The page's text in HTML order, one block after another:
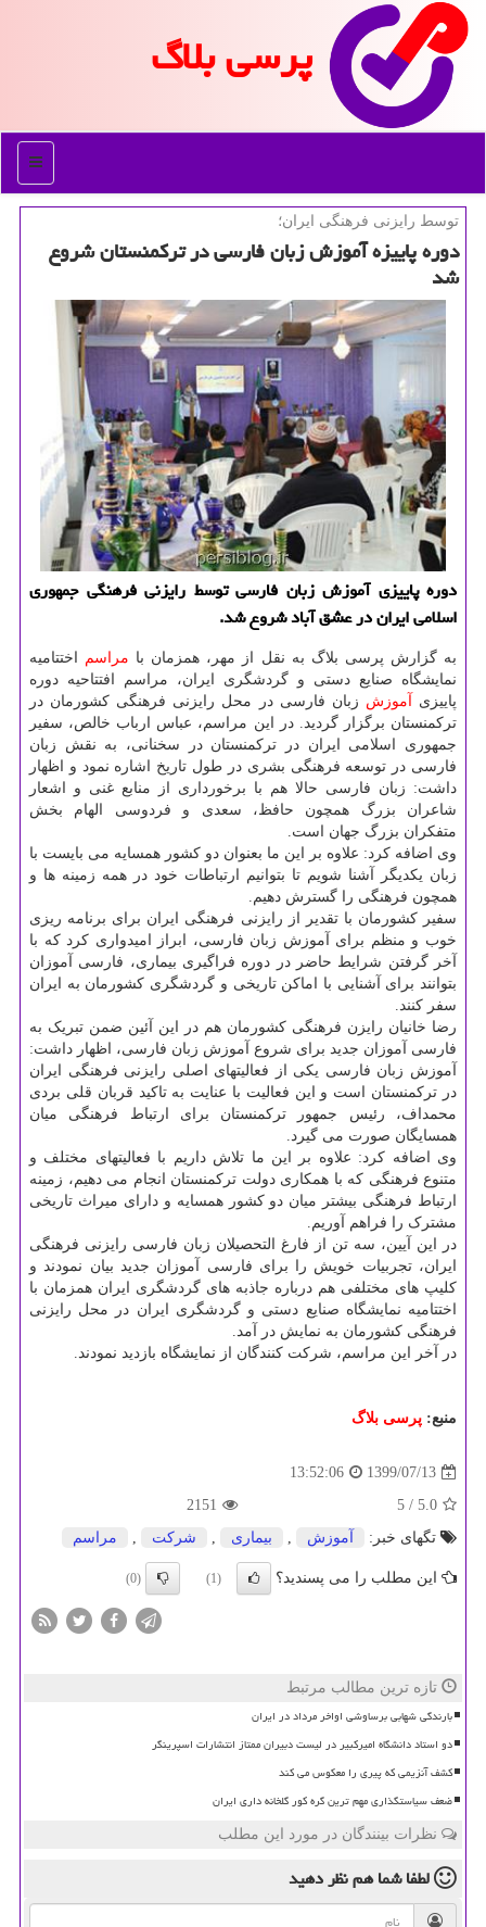
پرسی بلاگ
منو
توسط رایزنی فرهنگی ایران؛
دوره پاییزه آموزش زبان فارسی در تركمنستان شروع
شد
دوره پاییزی آموزش زبان فارسی توسط رایزنی فرهنگی جمهوری
اسلامی ایران در عشق آباد شروع شد.
به گزارش پرسی بلاگ به نقل از مهر، همزمان با مراسم اختتامیه
نمایشگاه صنایع دستی و گردشگری ایران، مراسم افتتاحیه دوره
پاییزی آموزش زبان فارسی در محل رایزنی فرهنگی کشورمان در
ترکمنستان برگزار گردید. در این مراسم، عباس ارباب خالص، سفیر
جمهوری اسلامی ایران در ترکمنستان در سخنانی، به نقش زبان
فارسی در توسعه فرهنگی بشری در طول تاریخ اشاره نمود و اظهار
داشت: زبان فارسی حالا هم با برخورداری از منابع غنی و اشعار
شاعران بزرگ همچون حافظ، سعدی و فردوسی الهام بخش
متفکران بزرگ جهان است.
وی اضافه کرد: علاوه بر این ما بعنوان دو کشور همسایه می بایست با
زبان یکدیگر آشنا شویم تا بتوانیم ارتباطات خود در همه زمینه ها و
همچون فرهنگی را گسترش دهیم.
سفیر کشورمان با تقدیر از رایزنی فرهنگی ایران برای برنامه ریزی
خوب و منظم برای آموزش زبان فارسی، ابراز امیدواری کرد که با
آخر گرفتن شرایط حاضر در دوره فراگیری بیماری، فارسی آموزان
بتوانند برای آشنایی با اماکن تاریخی و گردشگری کشورمان به ایران
سفر کنند.
رضا خانیان رایزن فرهنگی کشورمان هم در این آئین ضمن تبریک به
فارسی آموزان جدید برای شروع آموزش زبان فارسی، اظهار داشت:
آموزش زبان فارسی یکی از فعالیتهای اصلی رایزنی فرهنگی ایران
در ترکمنستان است و این فعالیت با عنایت به تاکید قربان قلی بردی
محمداف، رئیس جمهور ترکمنستان برای ارتباط فرهنگی میان
همسایگان صورت می گیرد.
وی اضافه کرد: علاوه بر این ما تلاش داریم با فعالیتهای مختلف و
متنوع فرهنگی که با همکاری دولت ترکمنستان انجام می دهیم، زمینه
ارتباط فرهنگی بیشتر میان دو کشور همسایه و دارای میراث تاریخی
مشترک را فراهم آوریم.
در این آیین، سه تن از فارغ التحصیلان زبان فارسی رایزنی فرهنگی
ایران، تجربیات خویش را برای فارسی آموزان جدید بیان نمودند و
کلیپ های مختلفی هم درباره جاذبه های گردشگری ایران همزمان با
اختتامیه نمایشگاه صنایع دستی و گردشگری ایران در محل رایزنی
فرهنگی کشورمان به نمایش در آمد.
در آخر این مراسم، شرکت کنندگان از نمایشگاه بازدید نمودند.
منبع: پرسی بلاگ
1399/07/13
13:52:06
5.0
/ 5
2151
تگهای خبر:
آموزش , بیماری , شركت , مراسم
این مطلب را می پسندید؟ (1)
(0)
تازه ترین مطالب مرتبط
بارندگی شهابی برساوشی اواخر مرداد در ایران
دو استاد دانشگاه امیرکبیر در لیست دبیران ممتاز انتشارات اسپرینگر
کشف آنزیمی که پیری را معکوس می کند
ضعف سیاستگذاری مهم ترین گره کور گلخانه داری ایران
نظرات بینندگان در مورد این مطلب
لطفا شما همنظر دهید